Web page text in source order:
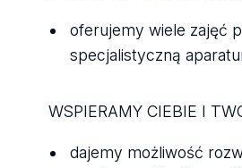
oferujemy wiele zajęć
specjalistyczną
WSPIERAMY CIEBIE I
dajemy możliwość